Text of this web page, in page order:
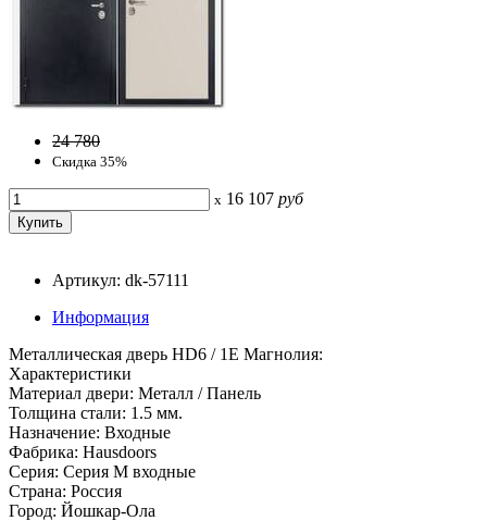
24 780
Скидка 35%
x 16 107 руб
Артикул: dk-57111
Информация
Металлическая дверь HD6 / 1E Магнолия:
Характеристики
Материал двери: Металл / Панель
Толщина стали: 1.5 мм.
Назначение: Входные
Фабрика: Hausdoors
Серия: Серия M входные
Страна: Россия
Город: Йошкар-Ола